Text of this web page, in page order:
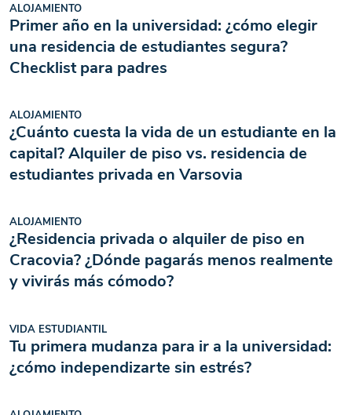
ALOJAMIENTO
Primer año en la universidad: ¿cómo elegir
una residencia de estudiantes segura?
Checklist para padres
ALOJAMIENTO
¿Cuánto cuesta la vida de un estudiante en la
capital? Alquiler de piso vs. residencia de
estudiantes privada en Varsovia
ALOJAMIENTO
¿Residencia privada o alquiler de piso en
Cracovia? ¿Dónde pagarás menos realmente
y vivirás más cómodo?
VIDA ESTUDIANTIL
Tu primera mudanza para ir a la universidad:
¿cómo independizarte sin estrés?